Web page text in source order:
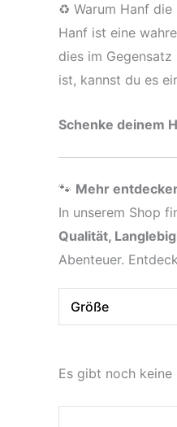
♻️ Warum Hanf die
Hanf ist eine
dies im
ist, kannst du es
Schenke deinem
🐾 Mehr
In unserem Shop
Qualität,
Abenteuer.
Größe
Es gibt noch keine